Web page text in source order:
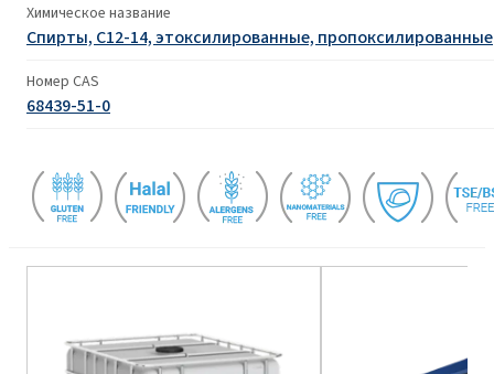
Химическое название
Спирты, C12-14, этоксилированные, пропоксилированные
Номер CAS
68439-51-0